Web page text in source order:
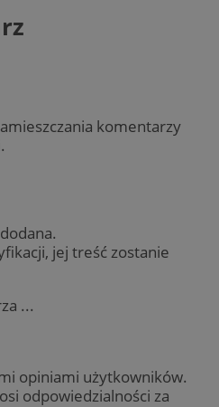
komentarzy
jej treść zostanie
...
opiniami użytkowników.
odpowiedzialności za